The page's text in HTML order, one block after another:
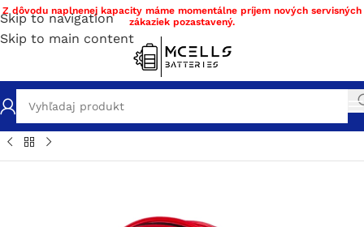
Skip to navigation
Skip to main content
Z dôvodu naplnenej kapacity máme momentálne príjem nových servisných
zákaziek pozastavený.
/Stavba a servis batérie DIY materiál/BMS/BMS Li-ion